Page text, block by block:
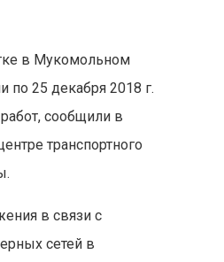
в Мукомольном
по 25 декабря 2018 г.
сообщили в
транспортного
в связи с
сетей в